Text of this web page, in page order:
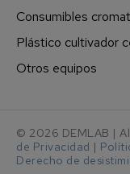
Consumibles
Plástico cultivador
Otros equipos
© 2026 DEMLAB |
de Privacidad |
Derecho de